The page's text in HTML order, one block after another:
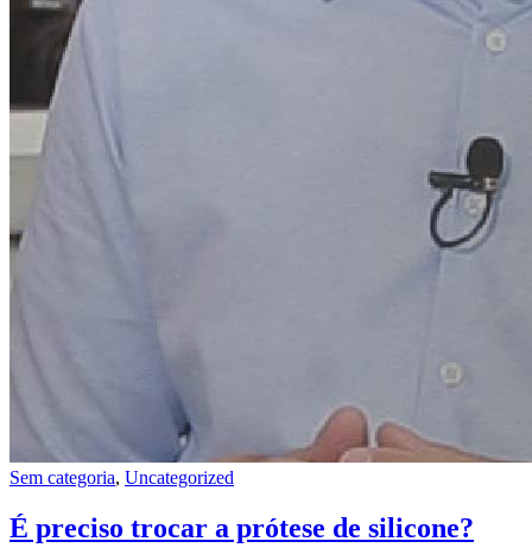
Sem categoria, Uncategorized
É preciso trocar a prótese de silicone?